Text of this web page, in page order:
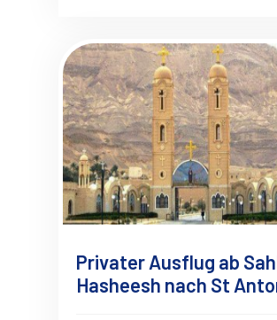
Privater Ausflug ab
Hasheesh nach St